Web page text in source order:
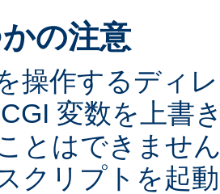
の注意
操作するディ
変数を上書
とはできませ
クリプトを起